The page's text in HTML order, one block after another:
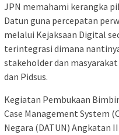
JPN memahami kerangka
Datun guna percepatan
melalui Kejaksaan Digital
terintegrasi dimana
stakeholder dan
dan Pidsus.
Kegiatan Pembukaan
Case Management System
Negara (DATUN) Angkatan